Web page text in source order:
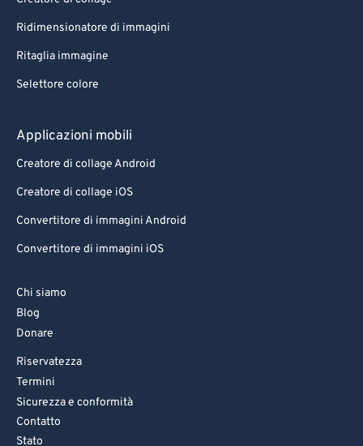
Ridimensionatore di immagini
Ritaglia immagine
Selettore colore
Applicazioni mobili
Creatore di collage Android
Creatore di collage iOS
Convertitore di immagini Android
Convertitore di immagini iOS
Chi siamo
Blog
Donare
Riservatezza
Termini
Sicurezza e conformità
Contatto
Stato